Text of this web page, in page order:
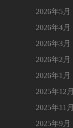
2026年5月
2026年4月
2026年3月
2026年2月
2026年1月
2025年12月
2025年11月
2025年9月